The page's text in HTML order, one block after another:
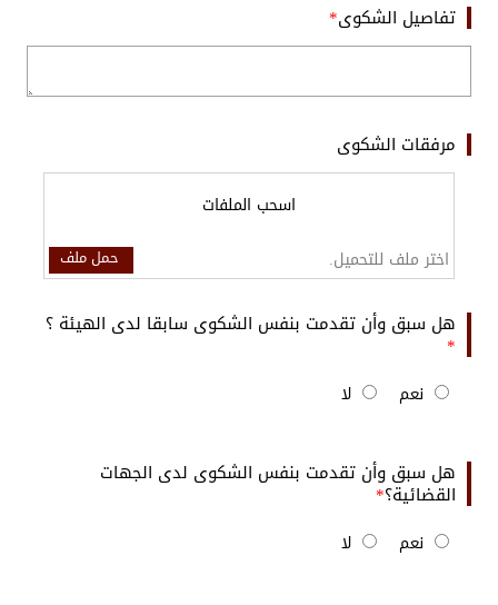
تفاصيل الشكوى
مرفقات الشكوى
اسحب الملفات
حمل ملف اختر ملف للتحميل.
هل سبق وأن تقدمت بنفس الشكوى سابقا لدى الهيئة ؟
نعم لا
هل سبق وأن تقدمت بنفس الشكوى لدى الجهات
القضائية؟
نعم لا